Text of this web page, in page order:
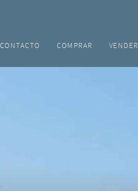
CONTACTO COMPRAR VENDER